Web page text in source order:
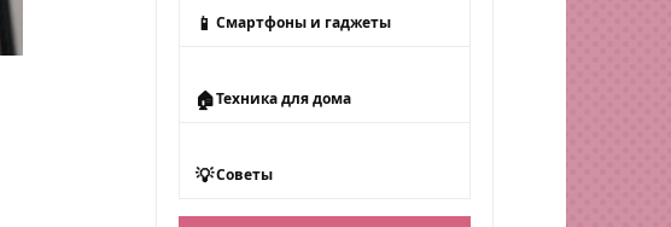
📱 Смартфоны и гаджеты
🏠Техника для дома
💡Советы